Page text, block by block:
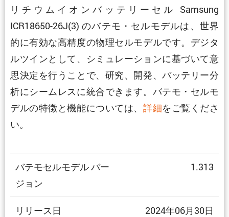
リチウムイオンバッテリーセル Samsung
ICR18650-26J(3) のバテモ・セルモデルは、世界
的に有効な高精度の物理セルモデルです。デジタ
ルツインとして、シミュレーションに基づいて意
思決定を行うことで、研究、開発、バッテリー分
析にシームレスに統合できます。バテモ・セルモ
デルの特徴と機能については、 詳細をご覧くださ
い。
バテモセルモデル バー
ジョン
1.313
リリース日 2024年06月30日